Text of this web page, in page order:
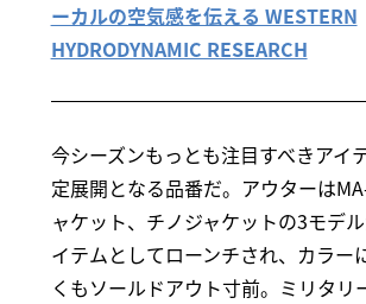
ーカルの空気感を伝える WESTERN
HYDRODYNAMIC RESEARCH
今シーズンもっとも注目すべきアイ
定展開となる品番だ。アウターは
ャケット、チノジャケットの3モデ
イテムとしてローンチされ、カラー
くもソールドアウト寸前。ミリタリ